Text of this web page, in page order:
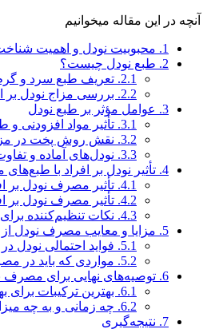
آنچه در این مقاله میخوانیم
1. محبوبیت نودل و اهمیت
2. طبع نودل چیست؟
2.1. تعریف طبع سرد و
2.2. بررسی مزاج نودل
3. عوامل مؤثر بر طبع نودل
3.1. تأثیر مواد افزودنی و
3.2. نقش روش پخت در
3.3. نودل‌های آماده و
4. تأثیر نودل بر افراد با
4.1. تأثیر مصرف نودل بر
4.2. تأثیر مصرف نودل بر
4.3. نکات تنظیم‌کننده
5. مزایا و معایب مصرف نودل
5.1. فواید احتمالی نودل
5.2. مواردی که باید در
6. توصیه‌های نهایی برای مصرف
6.1. بهترین ترکیبات برای
6.2. چه زمانی و به چه
7. نتیجه‌گیری